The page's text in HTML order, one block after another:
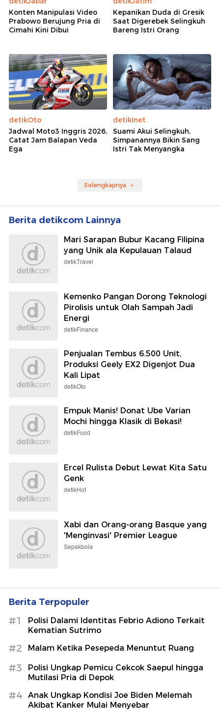
Konten Manipulasi Video
Prabowo Berujung Pria di
Cimahi Kini Dibui
Kepanikan Duda di Gresik
Saat Digerebek Selingkuh
Bareng Istri Orang
detikOto
Jadwal Moto3 Inggris 2026,
Catat Jam Balapan Veda
Ega
detikInet
Suami Akui Selingkuh,
Simpanannya Bikin Sang
Istri Tak Menyangka
Selengkapnya
Berita detikcom Lainnya
Mari Sarapan Bubur Kacang Filipina
yang Unik ala Kepulauan Talaud
detikTravel
Kemenko Pangan Dorong Teknologi
Pirolisis untuk Olah Sampah Jadi
Energi
detikFinance
Penjualan Tembus 6.500 Unit,
Produksi Geely EX2 Digenjot Dua
Kali Lipat
detikOto
Empuk Manis! Donat Ube Varian
Mochi hingga Klasik di Bekasi!
detikFood
Ercel Rulista Debut Lewat Kita Satu
Genk
detikHot
Xabi dan Orang-orang Basque yang
'Menginvasi' Premier League
Sepakbola
Berita Terpopuler
#1
Polisi Dalami Identitas Febrio Adiono Terkait
Kematian Sutrimo
#2 Malam Ketika Pesepeda Menuntut Ruang
#3
Polisi Ungkap Pemicu Cekcok Saepul hingga
Mutilasi Pria di Depok
#4
Anak Ungkap Kondisi Joe Biden Melemah
Akibat Kanker Mulai Menyebar